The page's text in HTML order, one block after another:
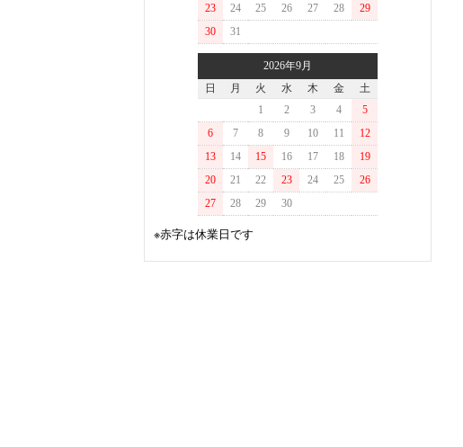
23
24 25 26 27 28
29
30
31
2026年9月
日
月 火 水 木 金
土
1
2 3 4
5
6
7 8 9 10 11
12
13
14 15 16 17 18
19
20
21 22 23 24 25
26
27
28 29 30
※赤字は休業日です